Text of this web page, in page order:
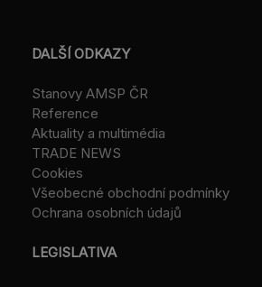
DALŠÍ ODKAZY
Stanovy AMSP ČR
Reference
Aktuality a multimédia
TRADE NEWS
Cookies
Všeobecné obchodní podmínky
Ochrana osobních údajů
LEGISLATIVA